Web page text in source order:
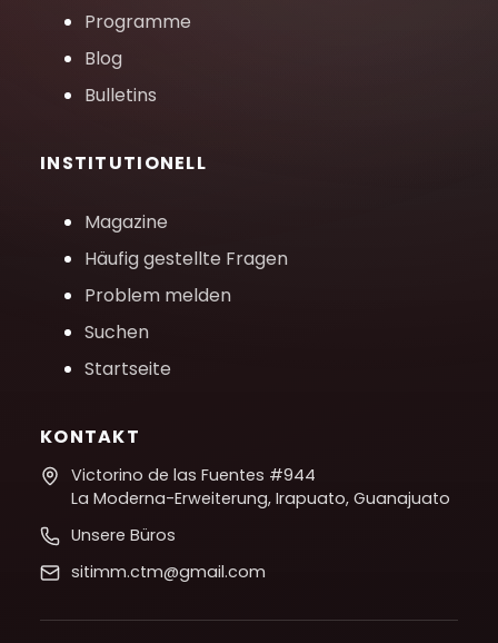
Programme
Blog
Bulletins
INSTITUTIONELL
Magazine
Häufig gestellte Fragen
Problem melden
Suchen
Startseite
KONTAKT
Victorino de las Fuentes #944
La Moderna-Erweiterung, Irapuato, Guanajuato
Unsere Büros
sitimm.ctm@gmail.com